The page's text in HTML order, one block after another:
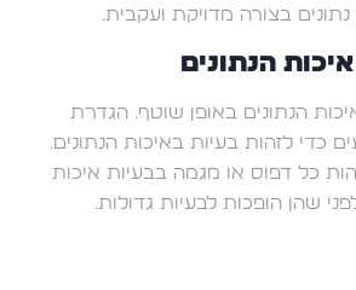
בצורה מדויקת ועקבית.
הנתונים באופן שוטף. הגדרת
כדי לזהות בעיות באיכות הנתונים.
כל דפוס או מגמה בבעיות איכות
שהן הופכות לבעיות גדולות.